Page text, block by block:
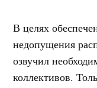
В целях
недопущения
озвучил
коллективов.